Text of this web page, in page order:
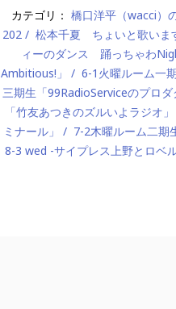
カテゴリ： 橋口洋平（wacci）
202
松本千夏 ちょいと歌いま
ィーのダンス 踊っちゃわ
Ambitious!」
6-1火曜ルーム一
三期生「99RadioServiceのプロダ
「竹友あつきのズルいよラジオ」
ミナール」
7-2木曜ルーム二期
8-3 wed -サイプレス上野とロベ